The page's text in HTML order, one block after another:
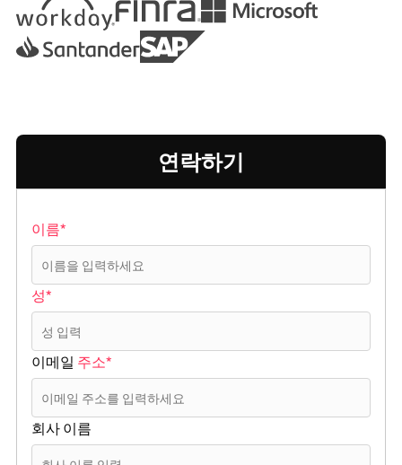
연락하기
이름*
성*
이메일 주소*
회사 이름